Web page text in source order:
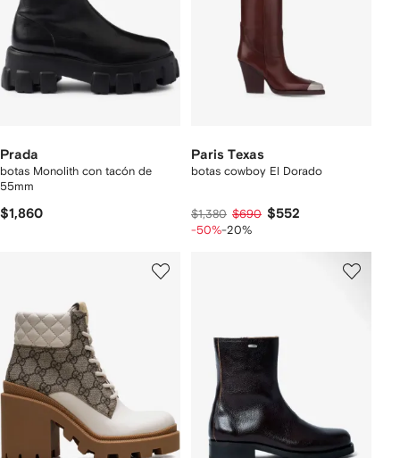
Prada
botas Monolith con tacón de
55mm
$1,860
Paris Texas
botas cowboy El Dorado
$1,380 $690 $552
-50%-20%